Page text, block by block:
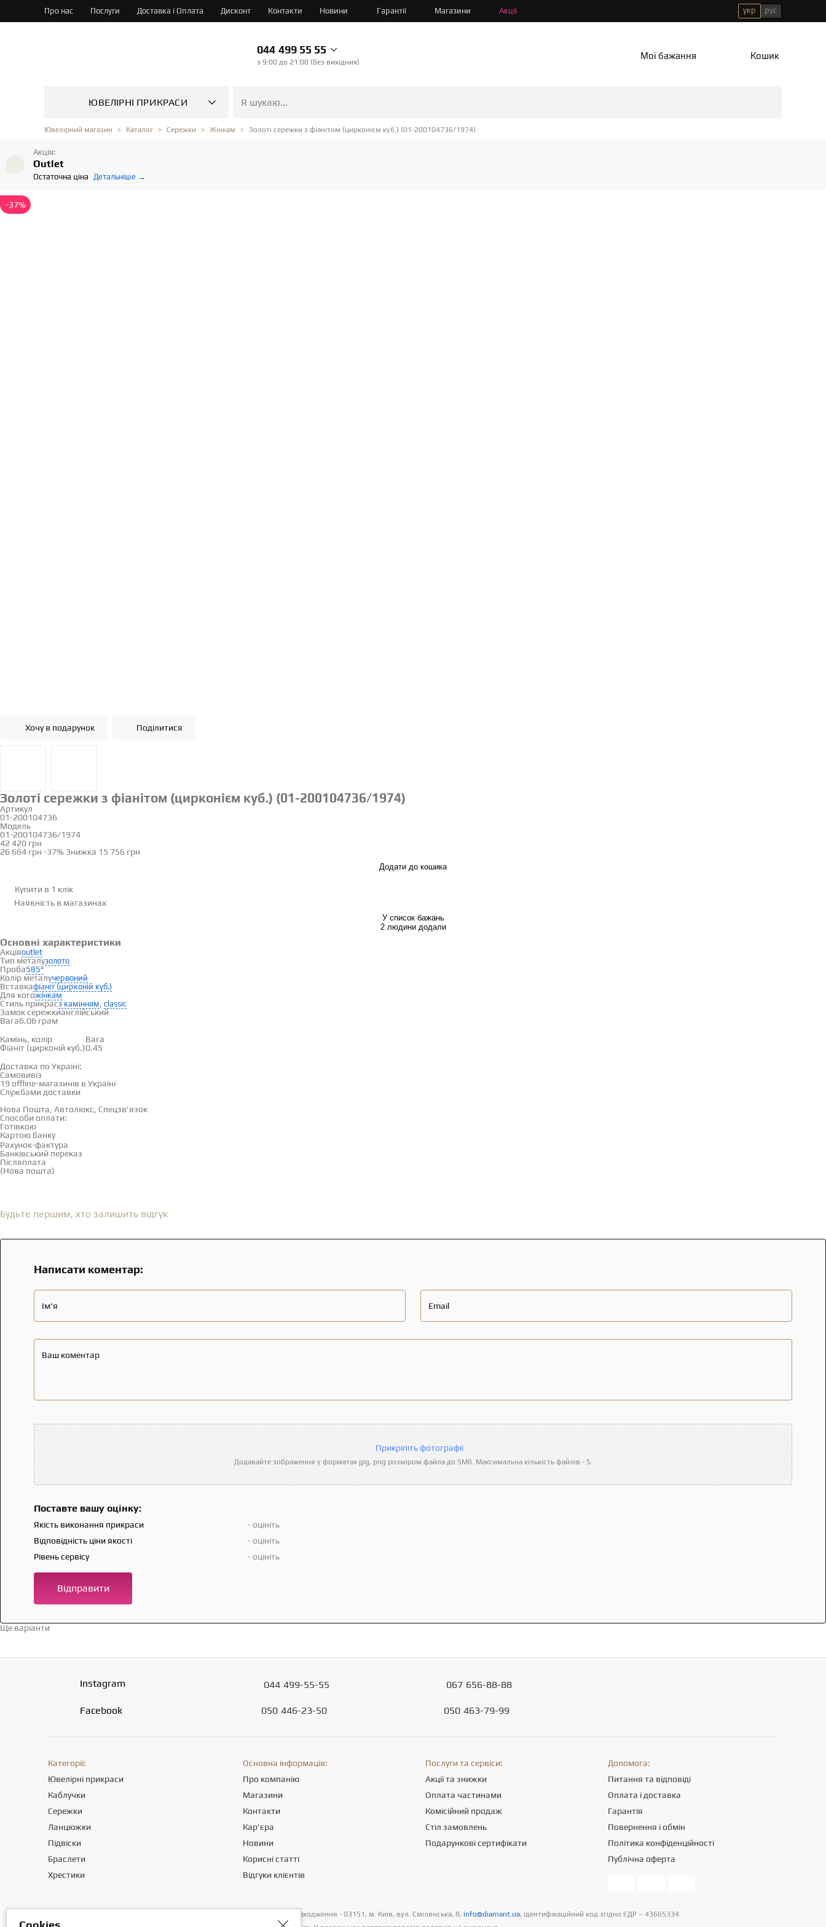
Про нас Послуги Доставка і Оплата Дисконт Контакти Новини Гарантії Магазини Акції укр рус
044 499 55 55
з 9:00 до 21:00 (без вихідних)
Мої бажання Кошик
ЮВЕЛІРНІ ПРИКРАСИ
Ювелірний магазин Каталог Сережки Жінкам Золоті сережки з фіанітом (цирконієм куб.) (01-200104736/1974)
Акція:
Outlet
Остаточна ціна Детальніше →
-37%
Хочу в подарунок Поділитися
Золоті сережки з фіанітом (цирконієм куб.) (01-200104736/1974)
Артикул
01-200104736
Модель
01-200104736/1974
42 420 грн
26 664 грн -37% Знижка 15 756 грн
Додати до кошика
Купити в 1 клік
Наявність в магазинах
У список бажань
2 людини додали
Основні характеристики
Акціяoutlet
Тип металузолото
Проба585°
Колір металучервоний
Вставкафіаніт (цирконій куб.)
Для когожінкам
Стиль прикрасз камінням classic
Замок сережкианглійський
Вага6.06 грам
Камінь, колір
Вага
Фіаніт (цирконій куб.)0.45
Доставка і оплата
Доставка по Україні:
Самовивіз
19 offline-магазинів в Україні
Службами доставки
Нова Пошта, Автолюкс, Спецзв'язок
Способи оплати:
Готівкою
Картою банку
Рахунок-фактура
Банківський переказ
Післяплата
(Нова пошта)
Будьте першим, хто залишить відгук
Написати коментар:
Ім'я Email
Ваш коментар
Прикріпіть фотографії
Додавайте зображення у форматах jpg, png розміром файла до 5Мб. Максимальна кількість файлів - 5.
Поставте вашу оцінку:
Якість виконання прикраси
- оцініть
Відповідність ціни якості
- оцініть
Рівень сервісу
- оцініть
Відправити
Ще варіанти
Instagram
Facebook
044 499-55-55
050 446-23-50
067 656-88-88
050 463-79-99
Категорії:
Ювелірні прикраси
Каблучки
Сережки
Ланцюжки
Підвіски
Браслети
Хрестики
Основна інформація:
Про компанію
Магазини
Контакти
Кар'єра
Новини
Корисні статті
Відгуки клієнтів
Послуги та сервіси:
Акції та знижки
Оплата частинами
Комісійний продаж
Стіл замовлень
Подарункові сертифікати
Допомога:
Питання та відповіді
Оплата і доставка
Гарантія
Повернення і обмін
Політика конфіденційності
Публічна оферта
Товариство з обмеженою вiдповiдальнiстю «ПРИКРАСИ СВІТУ». Місцезнаходження - 03151, м. Київ, вул. Смілянська, 8, info@diamant.ua, ідентифікаційний код згідно ЄДР – 43665334.